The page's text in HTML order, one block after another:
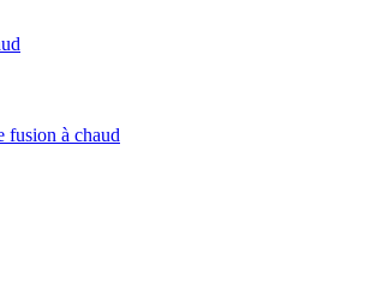
fusion à chaud